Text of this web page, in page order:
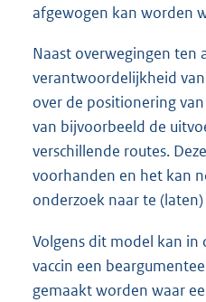
afgewogen kan worden
Naast overwegingen ten
verantwoordelijkheid
over de positionering
van bijvoorbeeld de
verschillende routes.
voorhanden en het kan
onderzoek naar te
Volgens dit model kan
vaccin een
gemaakt worden waar